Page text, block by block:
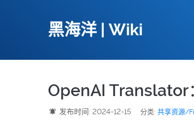
黑海洋 | Wiki
OpenAI Translator
发布时间: 2024-12-15 分类:共享资源/